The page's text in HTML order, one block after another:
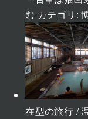
む カテゴリ:
在型の旅行 /